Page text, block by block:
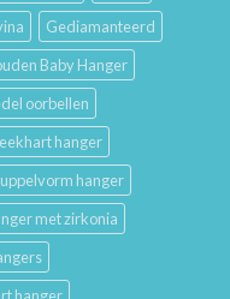
Gediamanteerd
Baby Hanger
oorbellen
hanger
hanger
met zirkonia
hanger